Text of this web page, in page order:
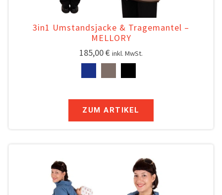
3in1 Umstandsjacke & Tragemantel –
MELLORY
185,00€ inkl. MwSt.
ZUM ARTIKEL